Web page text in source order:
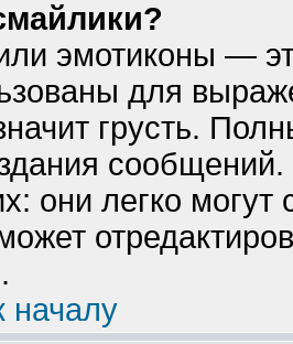
эмотиконы —
для
грусть.
сообщений.
они легко
началу